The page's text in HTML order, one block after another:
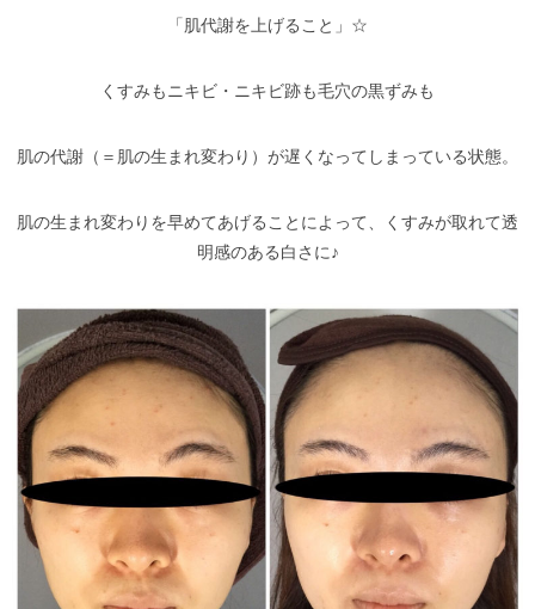
「肌代謝を上げること」☆
くすみもニキビ・ニキビ跡も毛穴の黒ずみも
肌の代謝（＝肌の生まれ変わり）が遅くなってしまっている状態。
肌の生まれ変わりを早めてあげることによって、くすみが取れて透
明感のある白さに♪